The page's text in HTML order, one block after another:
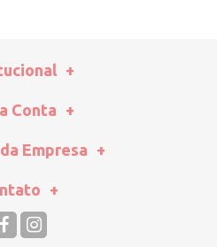
Conta
Empresa